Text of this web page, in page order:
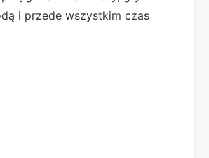
i przede wszystkim czas